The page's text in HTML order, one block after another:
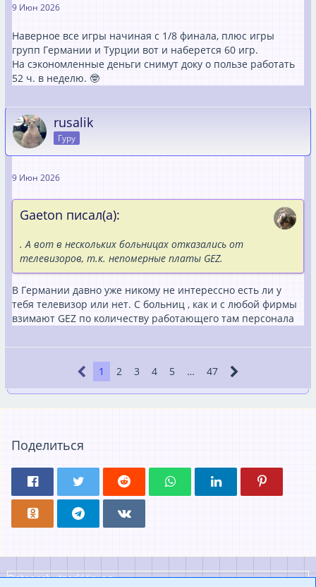
9 Июн 2026
Наверное все игры начиная с 1/8 финала, плюс игры
групп Германии и Турции вот и наберется 60 игр.
На сэкономленные деньги снимут доку о пользе работать
52 ч. в неделю. 🤓
rusalik
Гуру
9 Июн 2026
Gaeton писал(а):
. А вот в нескольких больницах отказались от
телевизоров, т.к. непомерные платы GEZ.
В Германии давно уже никому не интерессно есть ли у
тебя телевизор или нет. С больниц , как и с любой фирмы
взимают GEZ по количеству работающего там персонала
1 2 3 4 5 … 47
Поделиться
Datenschutzerklärung